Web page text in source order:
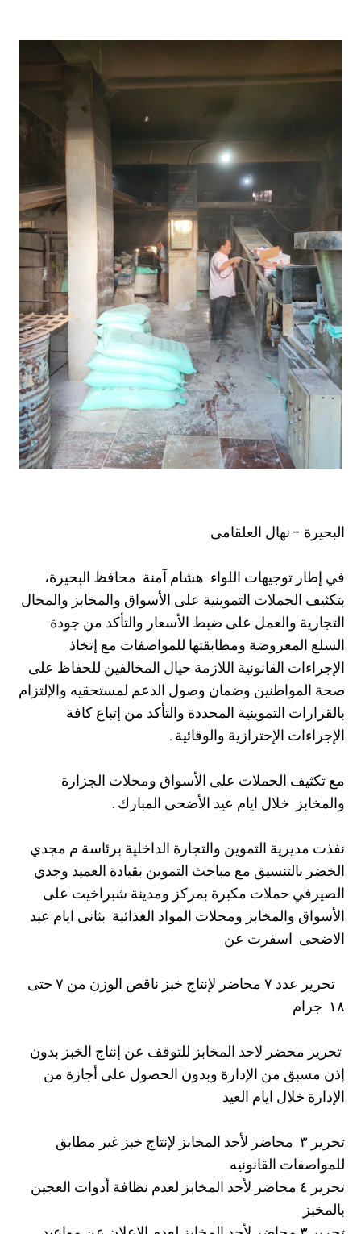
البحيرة - نهال العلقامى
في إطار توجيهات اللواء هشام آمنة محافظ البحيرة،
بتكثيف الحملات التموينية على الأسواق والمخابز والمحال
التجارية والعمل على ضبط الأسعار والتأكد من جودة
السلع المعروضة ومطابقتها للمواصفات مع إتخاذ
الإجراءات القانونية اللازمة حيال المخالفين للحفاظ على
صحة المواطنين وضمان وصول الدعم لمستحقيه والإلتزام
بالقرارات التموينية المحددة والتأكد من إتباع كافة
الإجراءات الإحترازية والوقائية .
مع تكثيف الحملات على الأسواق ومحلات الجزارة
والمخابز خلال ايام عيد الأضحى المبارك .
نفذت مديرية التموين والتجارة الداخلية برئاسة م مجدي
الخضر بالتنسيق مع مباحث التموين بقيادة العميد وجدي
الصيرفي حملات مكبرة بمركز ومدينة شبراخيت على
الأسواق والمخابز ومحلات المواد الغذائية بثانى ايام عيد
الاضحى اسفرت عن
تحرير عدد ٧ محاضر لإنتاج خبز ناقص الوزن من ٧ حتى
١٨ جرام
تحرير محضر لاحد المخابز للتوقف عن إنتاج الخبز بدون
إذن مسبق من الإدارة وبدون الحصول على أجازة من
الإدارة خلال ايام العيد
تحرير ٣ محاضر لأحد المخابز لإنتاج خبز غير مطابق
للمواصفات القانونيه
تحرير ٤ محاضر لأحد المخابز لعدم نظافة أدوات العجين
بالمخبز